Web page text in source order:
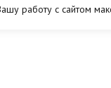
работу с сайтом